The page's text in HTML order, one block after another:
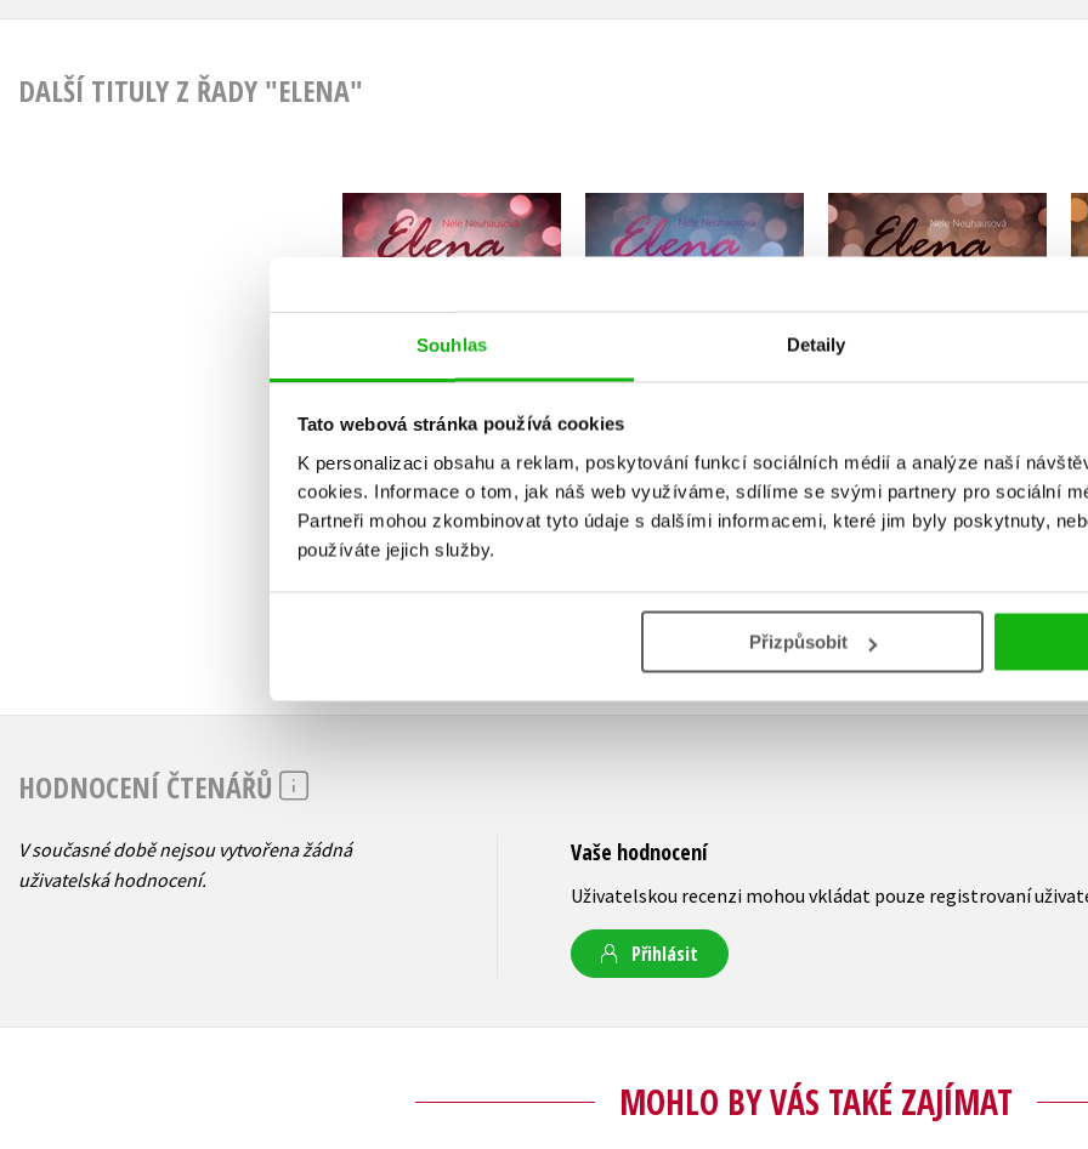
Souhlas Detaily
Tato webová stránka používá cookies
K personalizaci obsahu a reklam, poskytování funkcí sociálních médií a analýze naší
cookies. Informace o tom, jak náš web využíváme, sdílíme se svými partnery pro sociální
Partneři mohou zkombinovat tyto údaje s dalšími informacemi, které jim byly poskytnuty,
používáte jejich služby.
Přizpůsobit
DALŠÍ TITULY Z ŘADY "ELENA"
Elena: Letní rozhodnutí
Do košíku
299 Kč
239 Kč
Elena: Přes všechny
překážky
299 Kč
239 Kč
Elena: V poslední
vteřině
399 Kč
319 Kč
HODNOCENÍ ČTENÁŘŮ
V současné době nejsou vytvořena žádná
uživatelská hodnocení.
Vaše hodnocení
Uživatelskou recenzi mohou vkládat pouze registrovaní
Přihlásit
MOHLO BY VÁS TAKÉ ZAJÍMAT